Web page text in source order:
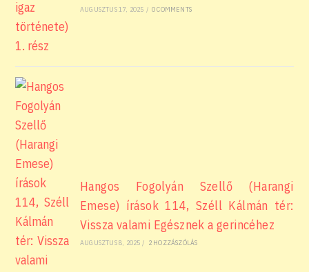
AUGUSZTUS 17, 2025 / 0 COMMENTS
Hangos Fogolyán Szellő (Harangi
Emese) írások 114, Széll Kálmán tér:
Vissza valami Egésznek a gerincéhez
AUGUSZTUS 8, 2025 / 2 HOZZÁSZÓLÁS